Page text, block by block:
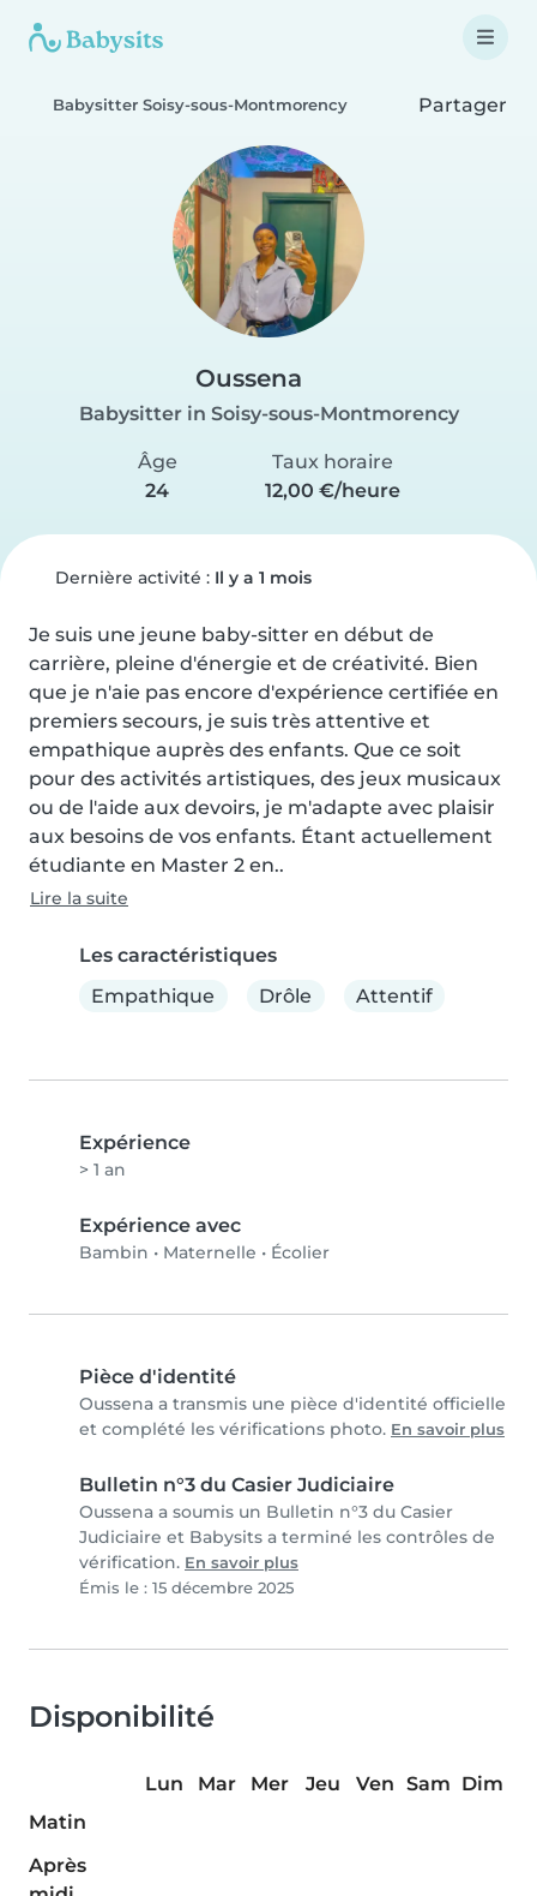
Babysitter Soisy-sous-Montmorency Partager
Oussena
Babysitter in Soisy-sous-Montmorency
Âge
24
Taux horaire
12,00 €/heure
Dernière activité : Il y a 1 mois
Je suis une jeune baby-sitter en début de
carrière, pleine d'énergie et de créativité. Bien
que je n'aie pas encore d'expérience certifiée en
premiers secours, je suis très attentive et
empathique auprès des enfants. Que ce soit
pour des activités artistiques, des jeux musicaux
ou de l'aide aux devoirs, je m'adapte avec plaisir
aux besoins de vos enfants. Étant actuellement
étudiante en Master 2 en..
Lire la suite
Les caractéristiques
Empathique
Drôle Attentif
Expérience
> 1 an
Expérience avec
Bambin • Maternelle • Écolier
Pièce d'identité
Oussena a transmis une pièce d'identité officielle
et complété les vérifications photo. En savoir plus
Bulletin n°3 du Casier Judiciaire
Oussena a soumis un Bulletin n°3 du Casier
Judiciaire et Babysits a terminé les contrôles de
vérification. En savoir plus
Émis le : 15 décembre 2025
Disponibilité
Lun Mar Mer Jeu Ven Sam Dim
Matin
Après